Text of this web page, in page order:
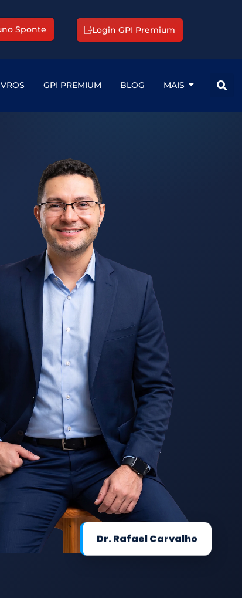
Sponte Login GPI Premium
GPI PREMIUM BLOG MAIS
Dr. Rafael Carvalho